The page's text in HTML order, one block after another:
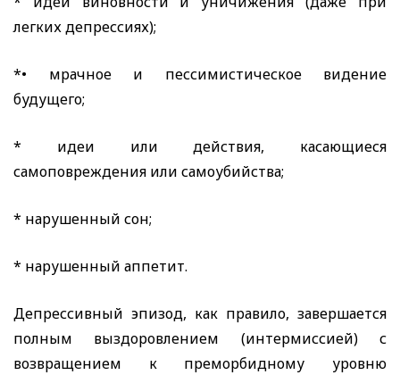
легких депрессиях);
*• мрачное и пессимистическое видение
будущего;
* идеи или действия, касающиеся
самоповреждения или самоубийства;
* нарушенный сон;
* нарушенный аппетит.
Депрессивный эпизод, как правило, завершается
полным выздоровлением (интермиссией) с
возвращением к преморбидному уровню